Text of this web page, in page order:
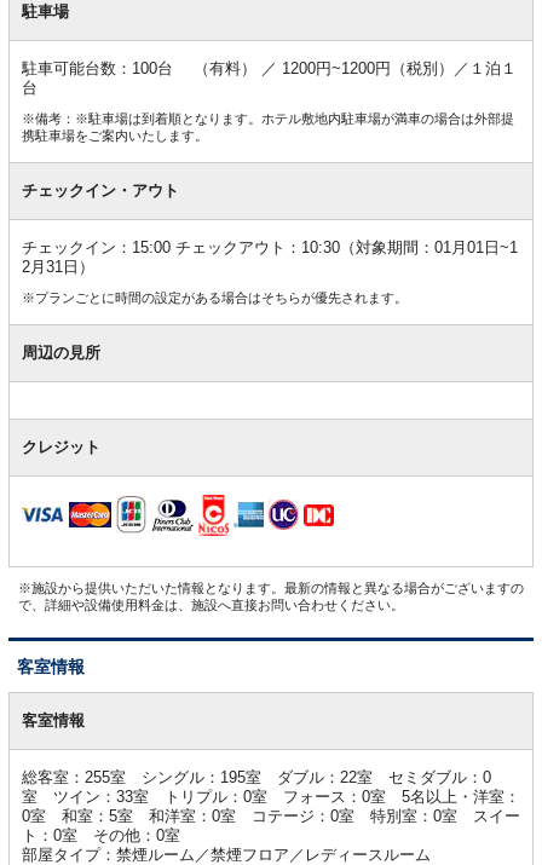
駐車場
駐車可能台数：100台 （有料） ／ 1200円~1200円（税別）／１泊１
台
※備考：※駐車場は到着順となります。ホテル敷地内駐車場が満車の場合は外部提
携駐車場をご案内いたします。
チェックイン・アウト
チェックイン：15:00 チェックアウト：10:30（対象期間：01月01日~1
2月31日）
※プランごとに時間の設定がある場合はそちらが優先されます。
周辺の見所
クレジット
※施設から提供いただいた情報となります。最新の情報と異なる場合がございますの
で、詳細や設備使用料金は、施設へ直接お問い合わせください。
客室情報
室客室情報
総客室：255室 シングル：195室 ダブル：22室 セミダブル：0
室 ツイン：33室 トリプル：0室 フォース：0室 5名以上・洋室：
0室 和室：5室 和洋室：0室 コテージ：0室 特別室：0室 スイー
ト：0室 その他：0室
部屋タイプ：禁煙ルーム／禁煙フロア／レディースルーム